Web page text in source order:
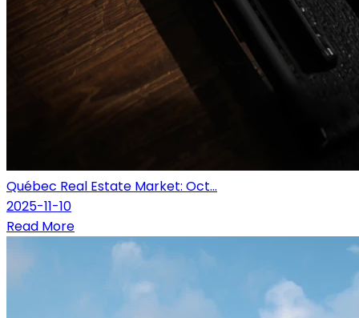
Québec Real Estate Market: Oct...
2025-11-10
Read More